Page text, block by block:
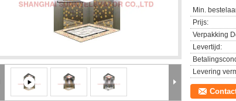
Min.
Prijs:
Verpakking
Levertijd:
Levering